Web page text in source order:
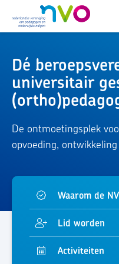
NVO
Dé
universitair
De ontmoetingsplek
opvoeding,
Waarom de
Lid worden
Activiteiten